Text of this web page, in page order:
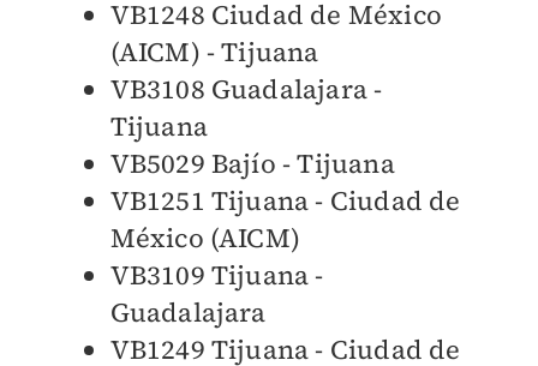
VB1248 Ciudad de México
(AICM) - Tijuana
VB3108 Guadalajara -
Tijuana
VB5029 Bajío - Tijuana
VB1251 Tijuana - Ciudad de
México (AICM)
VB3109 Tijuana -
Guadalajara
VB1249 Tijuana - Ciudad de